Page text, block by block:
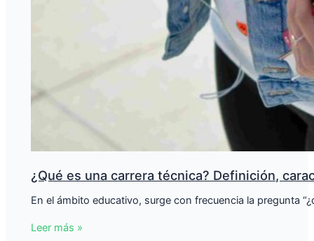
¿Qué es una carrera técnica? Definición,
En el ámbito educativo, surge con frecuencia la pregunta
Leer más »